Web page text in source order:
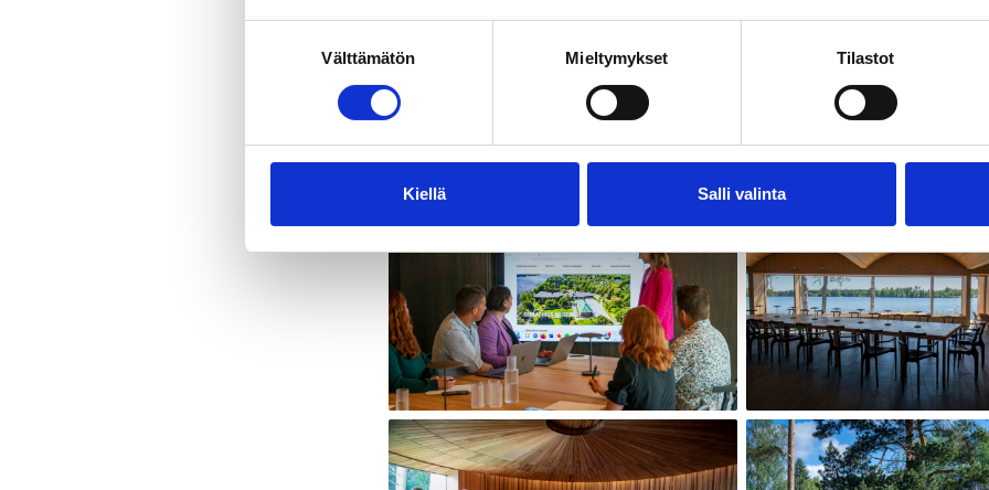
Välttämätön Mieltymykset Tilastot
Kiellä Salli valinta
Varaa Taidesaunan kokous- tai juhlakäyttöön ottamalla yhteyttä
myyntipalveluumme: myynti@serlachius tai puh. +358 488 6801.